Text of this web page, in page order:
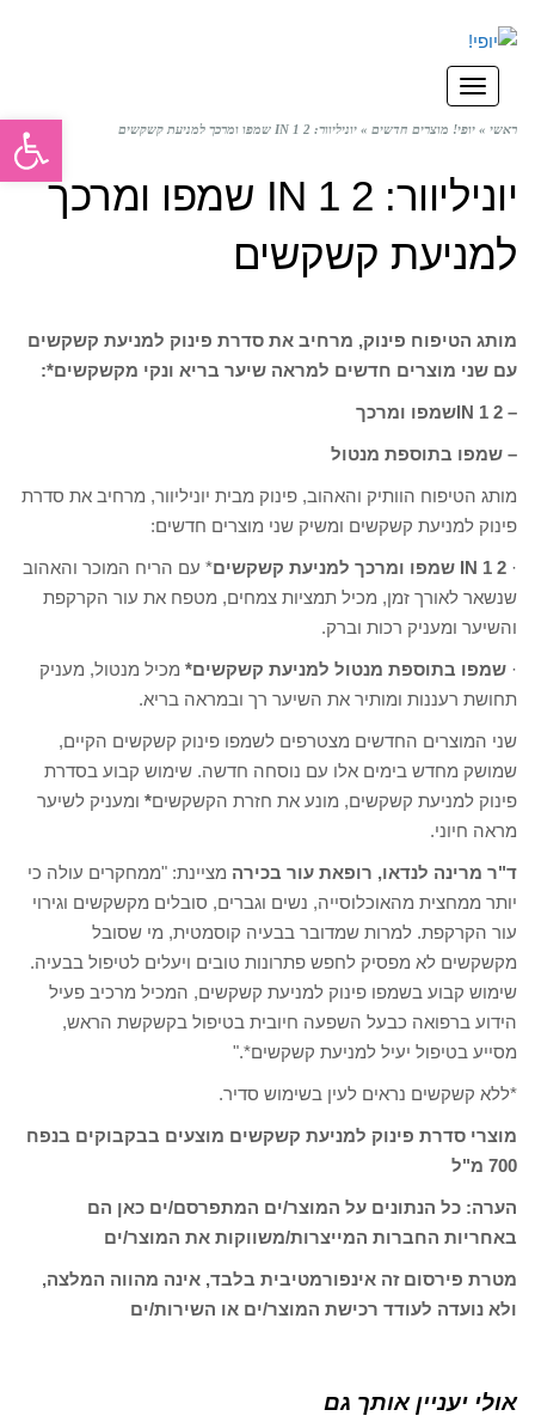
תפריט
ראשי » יופי! מוצרים חדשים » יוניליוור: 2 IN 1 שמפו ומרכך למניעת קשקשים
יוניליוור: 2 IN 1 שמפו ומרכך
למניעת קשקשים
מותג הטיפוח פינוק, מרחיב את סדרת פינוק למניעת קשקשים
עם שני מוצרים חדשים למראה שיער בריא ונקי מקשקשים*:
–
2 IN 1 שמפו ומרכך
– שמפו בתוספת מנטול
מותג הטיפוח הוותיק והאהוב, פינוק מבית יוניליוור, מרחיב את סדרת
פינוק למניעת קשקשים ומשיק שני מוצרים חדשים:
·
2 IN 1 שמפו ומרכך למניעת קשקשים* עם הריח המוכר והאהוב
שנשאר לאורך זמן, מכיל תמציות צמחים, מטפח את עור הקרקפת
והשיער ומעניק רכות וברק.
· שמפו בתוספת מנטול למניעת קשקשים* מכיל מנטול, מעניק
תחושת רעננות ומותיר את השיער רך ובמראה בריא.
שני המוצרים החדשים מצטרפים לשמפו פינוק קשקשים הקיים,
שמושק מחדש בימים אלו עם נוסחה חדשה. שימוש קבוע בסדרת
פינוק למניעת קשקשים, מונע את חזרת הקשקשים* ומעניק לשיער
מראה חיוני.
ד"ר מרינה לנדאו, רופאת עור בכירה מציינת: "ממחקרים עולה כי
יותר ממחצית מהאוכלוסייה, נשים וגברים, סובלים מקשקשים וגירוי
עור הקרקפת. למרות שמדובר בבעיה קוסמטית, מי שסובל
מקשקשים לא מפסיק לחפש פתרונות טובים ויעלים לטיפול בבעיה.
שימוש קבוע בשמפו פינוק למניעת קשקשים, המכיל מרכיב פעיל
הידוע ברפואה כבעל השפעה חיובית בטיפול בקשקשת הראש,
מסייע בטיפול יעיל למניעת קשקשים*."
*ללא קשקשים נראים לעין בשימוש סדיר.
מוצרי סדרת פינוק למניעת קשקשים מוצעים בבקבוקים בנפח
700 מ"ל
הערה: כל הנתונים על המוצר/ים המתפרסם/ים כאן הם
באחריות החברות המייצרות/משווקות את המוצר/ים
מטרת פירסום זה אינפורמטיבית בלבד, אינה מהווה המלצה,
ולא נועדה לעודד רכישת המוצר/ים או השירות/ים
אולי יעניין אותך גם
פתח